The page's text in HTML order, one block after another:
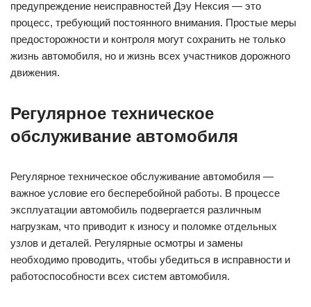
предупреждение неисправностей Дэу Нексия — это
процесс, требующий постоянного внимания. Простые меры
предосторожности и контроля могут сохранить не только
жизнь автомобиля, но и жизнь всех участников дорожного
движения.
Регулярное техническое
обслуживание автомобиля
Регулярное техническое обслуживание автомобиля —
важное условие его бесперебойной работы. В процессе
эксплуатации автомобиль подвергается различным
нагрузкам, что приводит к износу и поломке отдельных
узлов и деталей. Регулярные осмотры и замены
необходимо проводить, чтобы убедиться в исправности и
работоспособности всех систем автомобиля.